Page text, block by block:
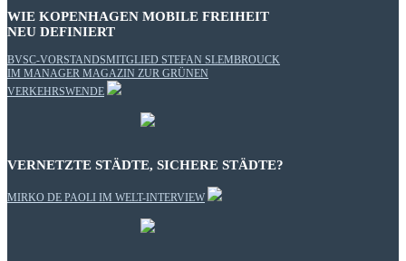
WIE KOPENHAGEN MOBILE FREIHEIT
NEU DEFINIERT
BVSC-VORSTANDSMITGLIED STEFAN SLEMBROUCK
IM MANAGER MAGAZIN ZUR GRÜNEN
VERKEHRSWENDE
VERNETZTE STÄDTE, SICHERE STÄDTE?
MIRKO DE PAOLI IM WELT-INTERVIEW